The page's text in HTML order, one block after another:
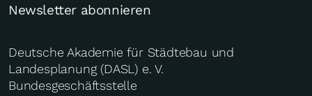
Newsletter abonnieren
Deutsche Akademie für Städtebau und
Landesplanung (DASL) e. V.
Bundesgeschäftsstelle